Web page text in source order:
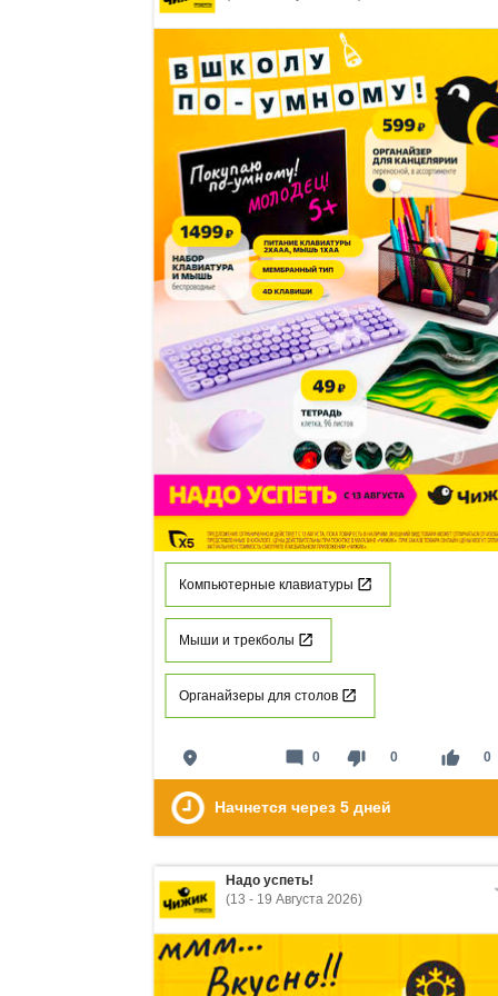
Компьютерные клавиатуры
Мыши и трекболы
Органайзеры для столов
place thumb_down 0 thumb_up 0
mode_comment 0
Начнется через 5 дней
Надо успеть!
(13 - 19 Августа 2026)